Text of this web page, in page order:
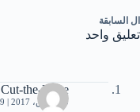
ال السابقة
تعليق واحد
Cut-the-Rope
20 مارس، 2017 | 5:49 م